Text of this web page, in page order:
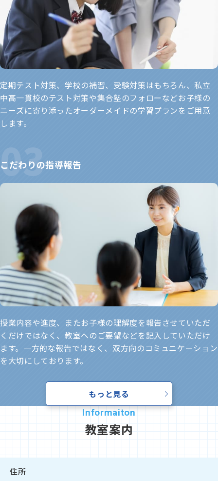
定期テスト対策、学校の補習、受験対策はもちろん、私立
中高一貫校のテスト対策や集合塾のフォローなどお子様の
ニーズに寄り添ったオーダーメイドの学習プランをご用意
します。
こだわりの指導報告
授業内容や進度、またお子様の理解度を報告させていただ
くだけではなく、教室へのご要望などを記入していただけ
ます。一方的な報告ではなく、双方向のコミュニケーション
を大切にしております。
もっと見る
教室案内
住所